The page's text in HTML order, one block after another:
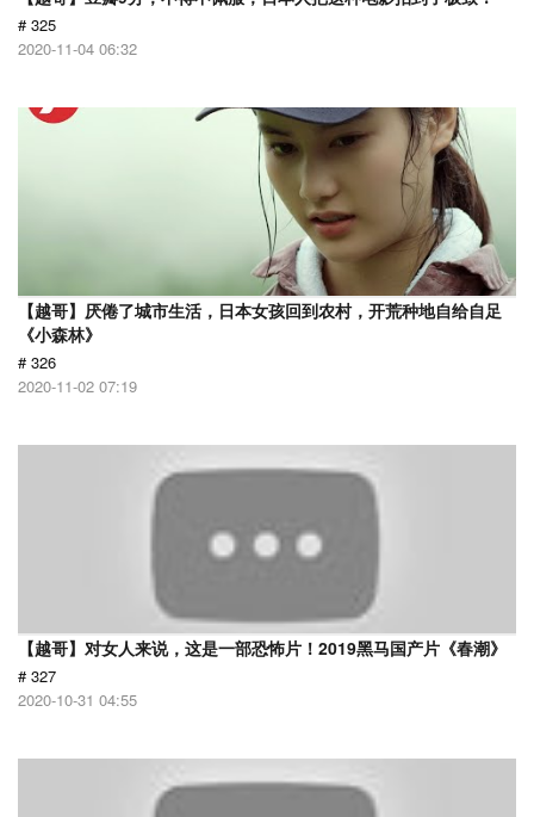
# 325
2020-11-04 06:32
【越哥】厌倦了城市生活，日本女孩回到农村，开荒种地自给自足
《小森林》
# 326
2020-11-02 07:19
【越哥】对女人来说，这是一部恐怖片！2019黑马国产片《春潮》
# 327
2020-10-31 04:55